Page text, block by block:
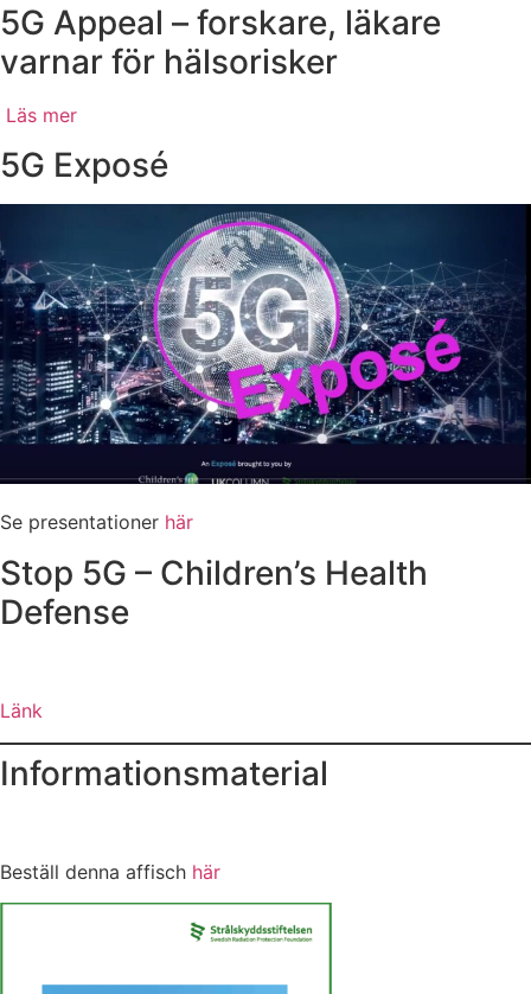
5G Appeal – forskare, läkare
varnar för hälsorisker
Läs mer
5G Exposé
Se presentationer här
Stop 5G – Children’s Health
Defense
Länk
Informationsmaterial
Beställ denna affisch här